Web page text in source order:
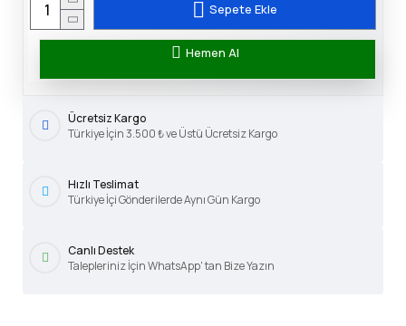
Sepete Ekle
Hemen Al
Ücretsiz Kargo
Türkiye İçin 3.500 ₺ ve Üstü Ücretsiz Kargo
Hızlı Teslimat
Türkiye İçi Gönderilerde Aynı Gün Kargo
Canlı Destek
Talepleriniz İçin WhatsApp' tan Bize Yazın